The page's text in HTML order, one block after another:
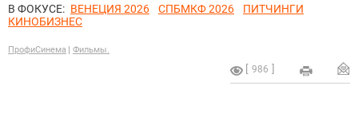
В ФОКУСЕ: ВЕНЕЦИЯ 2026 СПБМКФ 2026
ПИТЧИНГИ
КИНОБИЗНЕС
ПрофиСинема Фильмы.
986